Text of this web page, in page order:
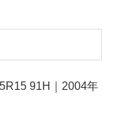
91H｜2004年